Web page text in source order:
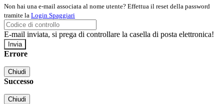
Non hai una e-mail associata al nome utente? Effettua il reset della password
tramite la Login Spaggiari
E-mail inviata, si prega di controllare la casella di posta elettronica!
Errore
Chiudi
Successo
Chiudi